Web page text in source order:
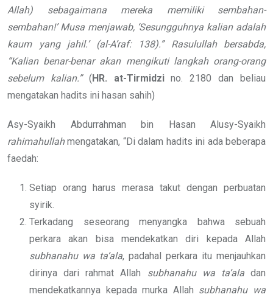
Allah) sebagaimana mereka memiliki sembahan-
sembahan!’ Musa menjawab, ‘Sesungguhnya kalian adalah
kaum yang jahil.’ (al-A’raf: 138).” Rasulullah bersabda,
“Kalian benar-benar akan mengikuti langkah orang-orang
sebelum kalian.” (HR. at-Tirmidzino. 2180 dan beliau
mengatakan hadits ini hasan sahih)
Asy-Syaikh Abdurrahman bin Hasan Alusy-Syaikh
rahimahullahmengatakan, “Di dalam hadits ini ada beberapa
faedah:
Setiap orang harus merasa takut dengan perbuatan
syirik.
Terkadang seseorang menyangka bahwa sebuah
perkara akan bisa mendekatkan diri kepada Allah
subhanahu wa ta’ala, padahal perkara itu menjauhkan
dirinya dari rahmat Allah subhanahu wa ta’aladan
mendekatkannya kepada murka Allah subhanahu wa